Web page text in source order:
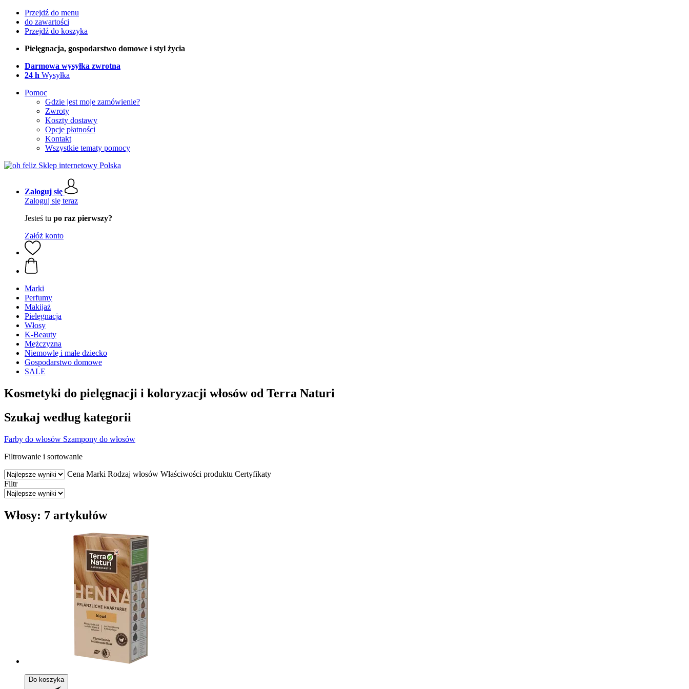
Przejdź do menu
do zawartości
Przejdź do koszyka
Pielęgnacja, gospodarstwo domowe i styl życia
Darmowa wysyłka zwrotna
24 h Wysyłka
Pomoc
Gdzie jest moje zamówienie?
Zwroty
Koszty dostawy
Opcje płatności
Kontakt
Wszystkie tematy pomocy
Zaloguj się
Zaloguj się teraz
Jesteś tu po raz pierwszy?
Załóż konto
Marki
Perfumy
Makijaż
Pielęgnacja
Włosy
K-Beauty
Mężczyzna
Niemowlę i małe dziecko
Gospodarstwo domowe
SALE
Kosmetyki do pielęgnacji i koloryzacji włosów od Terra Naturi
Szukaj według kategorii
Farby do włosów Szampony do włosów
Filtrowanie i sortowanie
Cena Marki Rodzaj włosów Właściwości produktu Certyfikaty
Filtr
Włosy: 7 artykułów
Do koszyka